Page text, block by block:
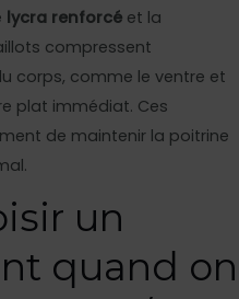
lycra renforcé et la
compressent
corps, comme le ventre et
plat immédiat. Ces
de maintenir la poitrine
un
quand on